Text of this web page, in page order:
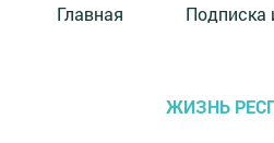
Главная Подписка
ЖИЗНЬ